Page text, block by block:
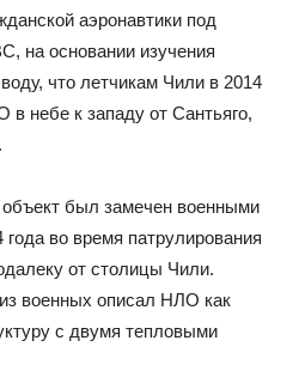
аэронавтики под
на основании изучения
что летчикам Чили в 2014
в небе к западу от Сантьяго,
.
был замечен военными
во время патрулирования
от столицы Чили.
военных описал НЛО как
с двумя тепловыми